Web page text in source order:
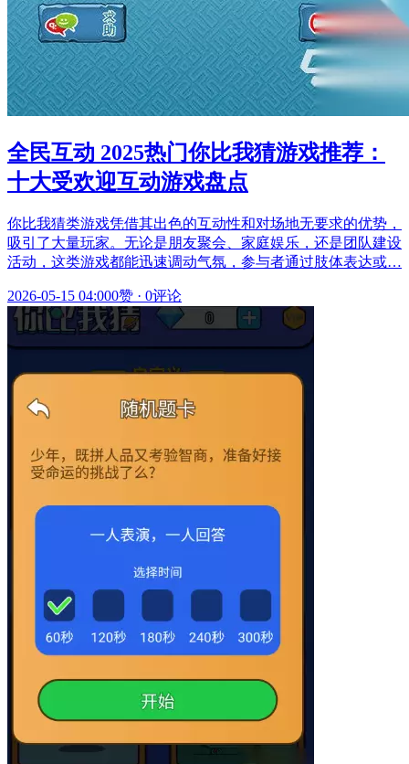
全民互动 2025热门你比我猜游戏推荐：
十大受欢迎互动游戏盘点
你比我猜类游戏凭借其出色的互动性和对场地无要求的优势，
吸引了大量玩家。无论是朋友聚会、家庭娱乐，还是团队建设
活动，这类游戏都能迅速调动气氛，参与者通过肢体表达或…
2026-05-15 04:000赞 · 0评论